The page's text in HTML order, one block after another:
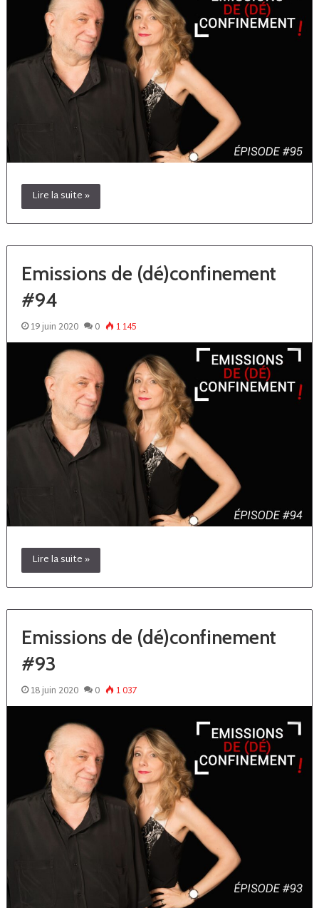
Lire la suite »
Emissions de (dé)confinement
#94
19 juin 2020 0 1 145
Lire la suite »
Emissions de (dé)confinement
#93
18 juin 2020 0 1 037